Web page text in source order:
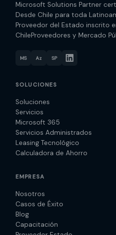
Microsoft Solutions Partner
Desde Chile para toda
Proveedor del Estado inscrito
ChileProveedores y Mercado
MS Az SP
SOLUCIONES
Soluciones
Servicios
Microsoft 365
Servicios Administrados
Leasing Tecnológico
Calculadora de Ahorro
EMPRESA
Nosotros
Casos de Éxito
Blog
Capacitación